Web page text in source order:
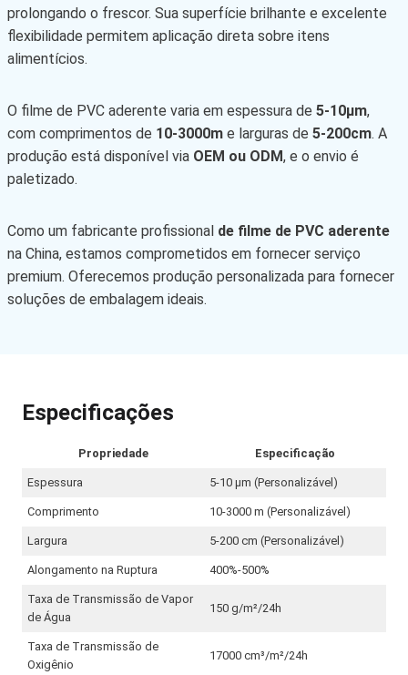
prolongando o frescor. Sua superfície brilhante e excelente
flexibilidade permitem aplicação direta sobre itens
alimentícios.
O filme de PVC aderente varia em espessura de 5-10μm,
com comprimentos de 10-3000m e larguras de 5-200cm. A
produção está disponível via OEM ou ODM, e o envio é
paletizado.
Como um fabricante profissional de filme de PVC aderente
na China, estamos comprometidos em fornecer serviço
premium. Oferecemos produção personalizada para fornecer
soluções de embalagem ideais.
Especificações
Propriedade Especificação
Espessura 5-10 μm (Personalizável)
Comprimento 10-3000 m (Personalizável)
Largura 5-200 cm (Personalizável)
Alongamento na Ruptura 400%-500%
Taxa de Transmissão de Vapor
de Água
150 g/m²/24h
Taxa de Transmissão de
Oxigênio
17000 cm³/m²/24h